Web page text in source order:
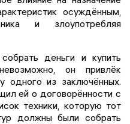
осуждённым,
и злоупотребляя
деньги и купить
он привлёк
одного из заключённых.
ей о договорённости с
техники, которую тот
должны были собрать